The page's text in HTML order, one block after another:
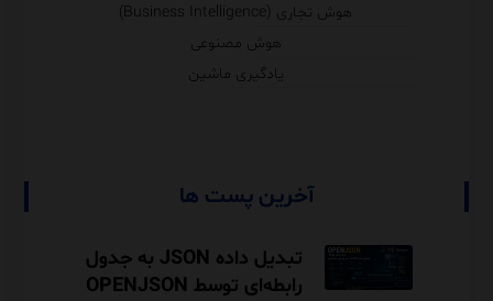
هوش تجاری (Business Intelligence)
هوش مصنوعی
یادگیری ماشین
آخرین پست ها
تبدیل داده JSON به جدول
رابطه‌ای توسط OPENJSON